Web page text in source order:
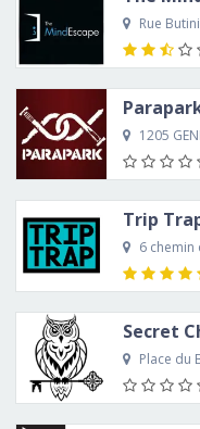
Rue
1205
Trip
6 chemin
Secret
Place du